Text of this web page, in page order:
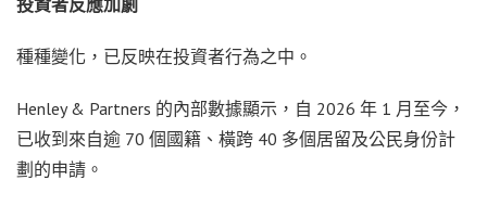
種種變化，已反映在投資者行為之中。
Henley & Partners 的內部數據顯示，自 2026 年 1 月至今，
已收到來自逾 70 個國籍、橫跨 40 多個居留及公民身份計
劃的申請。